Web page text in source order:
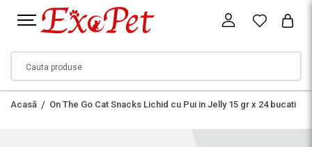
Acasă On The Go Cat Snacks Lichid cu Pui in Jelly 15 gr x 24 bucati